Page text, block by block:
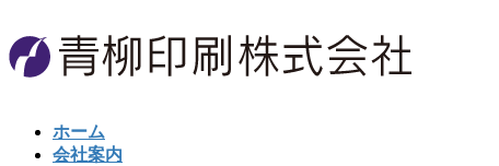
コ
ン
テ
ナ
ビ
ゲ
ホーム
会社案内